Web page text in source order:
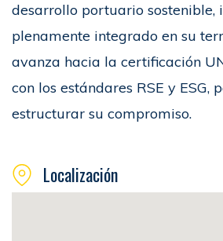
desarrollo portuario sostenible,
plenamente integrado en su
avanza hacia la certificación
con los estándares RSE y
estructurar su compromiso.
Localización